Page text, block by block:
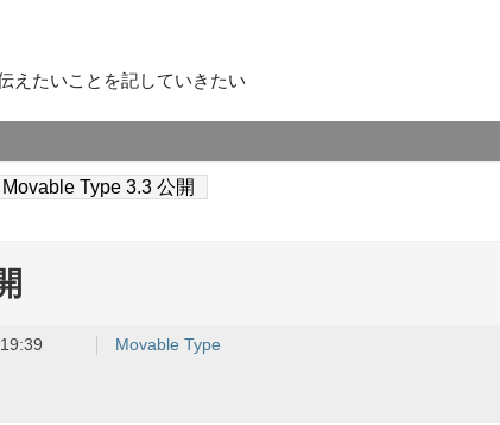
えたいことを記していきたい
Movable Type 3.3 公開
Movable Type